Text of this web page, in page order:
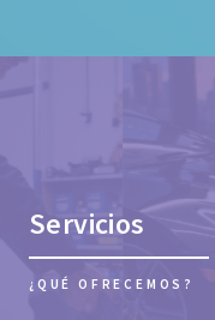
Servicios
¿QUÉ OFRECEMOS?